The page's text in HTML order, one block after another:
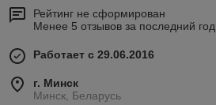
Рейтинг не сформирован
Менее 5 отзывов за последний год
Работает с 29.06.2016
г. Минск
Минск, Беларусь